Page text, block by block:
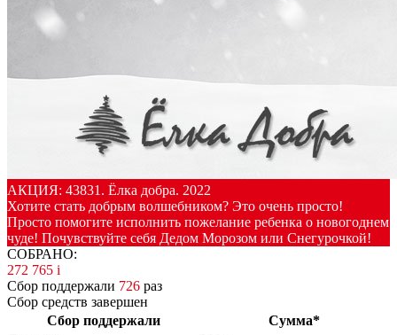
АКЦИЯ: 43831. Ёлка добра. 2022
Хотите стать добрым волшебником? Это очень просто!
Просто помогите исполнить пожелание ребенка о новогоднем
чуде! Почувствуйте себя Дедом Морозом или Снегурочкой!
СОБРАНО:
272 765 i
Сбор поддержали 726 раз
Сбор средств завершен
Сбор поддержали
Сумма*